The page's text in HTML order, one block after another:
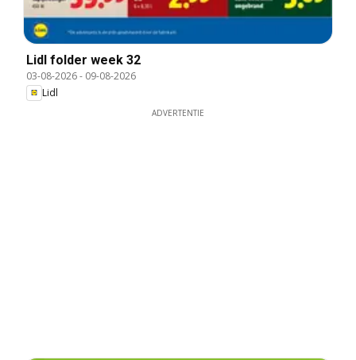
Lidl folder week 32
03-08-2026- 09-08-2026
Lidl
ADVERTENTIE